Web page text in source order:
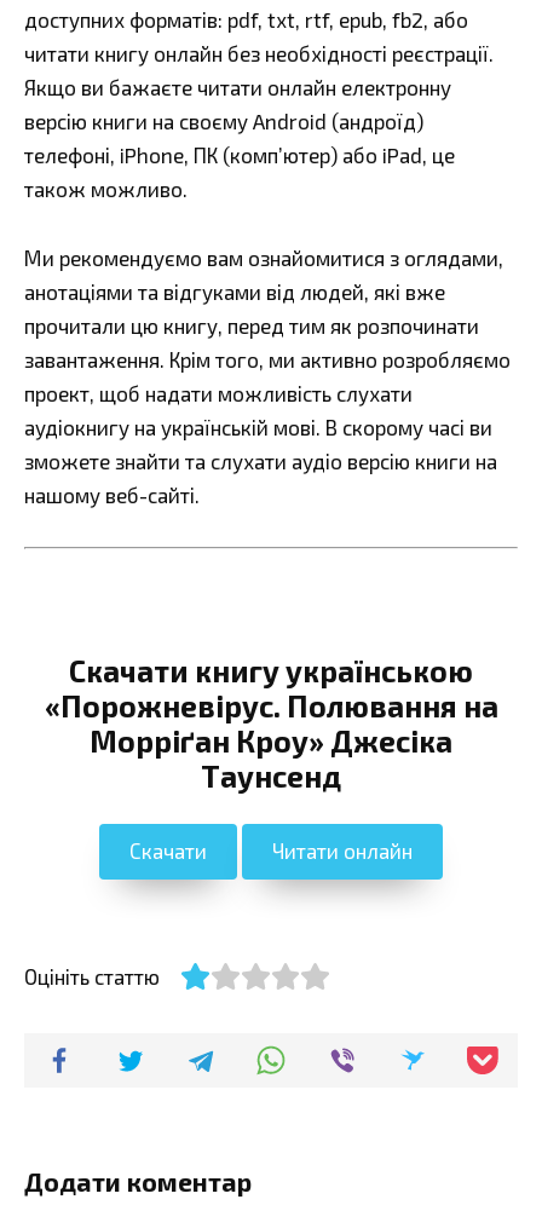
доступних форматів: pdf, txt, rtf, epub, fb2, або
читати книгу онлайн без необхідності реєстрації.
Якщо ви бажаєте читати онлайн електронну
версію книги на своєму Android (андроїд)
телефоні, iPhone, ПК (комп’ютер) або iPad, це
також можливо.
Ми рекомендуємо вам ознайомитися з оглядами,
анотаціями та відгуками від людей, які вже
прочитали цю книгу, перед тим як розпочинати
завантаження. Крім того, ми активно розробляємо
проект, щоб надати можливість слухати
аудіокнигу на українській мові. В скорому часі ви
зможете знайти та слухати аудіо версію книги на
нашому веб-сайті.
Скачати книгу українською
«Порожневірус. Полювання на
Морріґан Кроу» Джесіка
Таунсенд
Скачати Читати онлайн
Оцініть статтю
Додати коментар